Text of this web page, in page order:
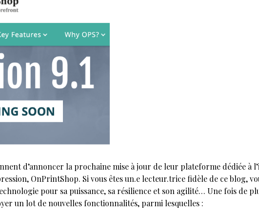
d’annoncer la prochaine mise à jour de leur plateforme dédiée à
OnPrintShop. Si vous êtes un.e lecteur.trice fidèle de ce blog,
pour sa puissance, sa résilience et son agilité… Une fois de
un lot de nouvelles fonctionnalités, parmi lesquelles :